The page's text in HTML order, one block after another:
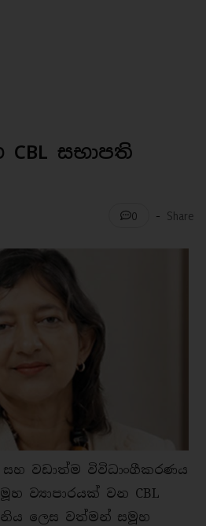
CBL සභාපති
0 - Share
සහ වඩාත්ම විවිධාංගීකරණය
ව්‍යාපාරයක් වන CBL
ලෙස වත්මන් සමූහ